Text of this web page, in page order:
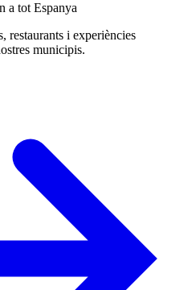
a tot Espanya
restaurants i experiències
municipis.